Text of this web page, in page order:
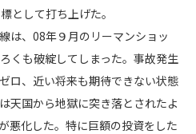
として打ち上げた。
は、08年９月のリーマンショッ
くも破綻してしまった。事故発生
ロ、近い将来も期待できない状態
天国から地獄に突き落とされたよ
悪化した。特に巨額の投資をした